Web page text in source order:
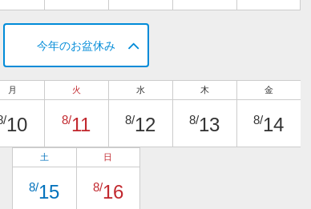
今年のお盆休み
月
10
火
8/11
水
8/12
木
8/13
金
8/14
土
8/15
日
8/16